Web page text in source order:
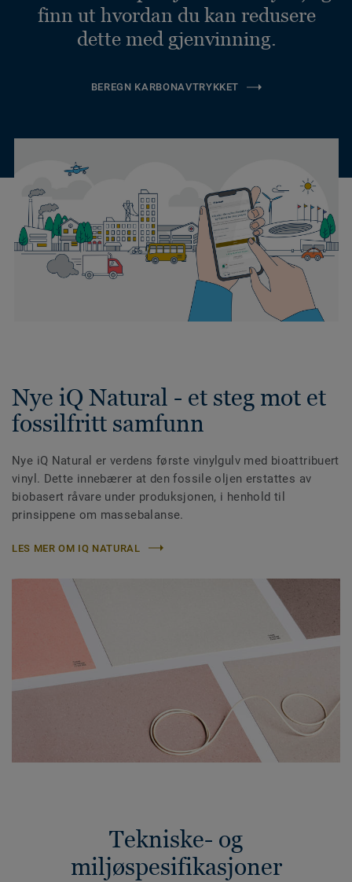
finn ut hvordan du kan redusere
dette med gjenvinning.
BEREGN KARBONAVTRYKKET
Nye iQ Natural - et steg mot et
fossilfritt samfunn
Nye iQ Natural er verdens første vinylgulv med bioattribuert
vinyl. Dette innebærer at den fossile oljen erstattes av
biobasert råvare under produksjonen, i henhold til
prinsippene om massebalanse.
LES MER OM IQ NATURAL
Tekniske- og
miljøspesifikasjoner